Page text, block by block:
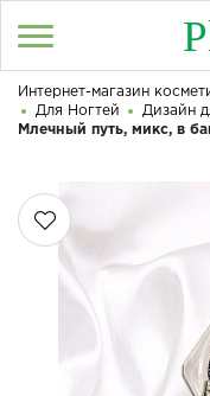
Войти
КОНТАКТЫ
ДОСТАВКА И
Здравствуйте! Что вы
Интернет-магазин
Для Ногтей
Дизайн
Млечный путь, микс, в